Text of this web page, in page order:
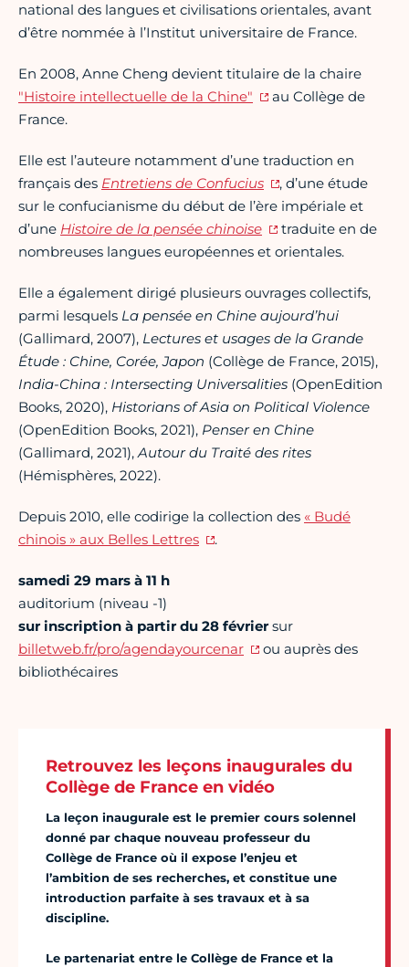
national des langues et civilisations orientales, avant
d’être nommée à l’Institut universitaire de France.
En 2008, Anne Cheng devient titulaire de la chaire
"Histoire intellectuelle de la Chine"
au Collège de
France.
Elle est l’auteure notamment d’une traduction en
français des Entretiens de Confucius
, d’une étude
sur le confucianisme du début de l’ère impériale et
d’une Histoire de la pensée chinoise
traduite en de
nombreuses langues européennes et orientales.
Elle a également dirigé plusieurs ouvrages collectifs,
parmi lesquels La pensée en Chine aujourd’hui
(Gallimard, 2007), Lectures et usages de la Grande
Étude : Chine, Corée, Japon (Collège de France, 2015),
India-China : Intersecting Universalities (OpenEdition
Books, 2020), Historians of Asia on Political Violence
(OpenEdition Books, 2021), Penser en Chine
(Gallimard, 2021),Autour du Traité des rites
(Hémisphères, 2022).
Depuis 2010, elle codirige la collection des « Budé
chinois » aux Belles Lettres
.
samedi 29 mars à 11 h
auditorium (niveau -1)
sur inscription à partir du 28 févriersur
billetweb.fr/pro/agendayourcenar
ou auprès des
bibliothécaires
Retrouvez les leçons inaugurales du
Collège de France en vidéo
La leçon inaugurale est le premier cours solennel
donné par chaque nouveau professeur du
Collège de France où il expose l’enjeu et
l’ambition de ses recherches, et constitue une
introduction parfaite à ses travaux et à sa
discipline.
Le partenariat entre le Collège de France et la